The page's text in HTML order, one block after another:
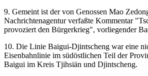
9. Gemeint ist der von Genossen Mao
Nachrichtenagentur verfaßte Kommentar
provoziert den Bürgerkrieg", vorliegender
10. Die Linie Baigui-Djintscheng war eine
Eisenbahnlinie im südöstlichen Teil der
Baigui im Kreis Tjihsiän und Djintscheng.